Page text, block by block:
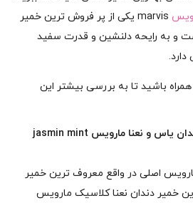
marvis یکی از پر فروش ترین خمیر
و به رایحه دلنشین و قدرت سفید
همراه باشید تا به بررسی بیشتر این
علت شهرت جهانی خمیر دندان یاس و نعنا مارویس jasmin mint
اصلی در واقع معروف ترین خمیر
خمیر دندان نعنا کلاسیک مارویس